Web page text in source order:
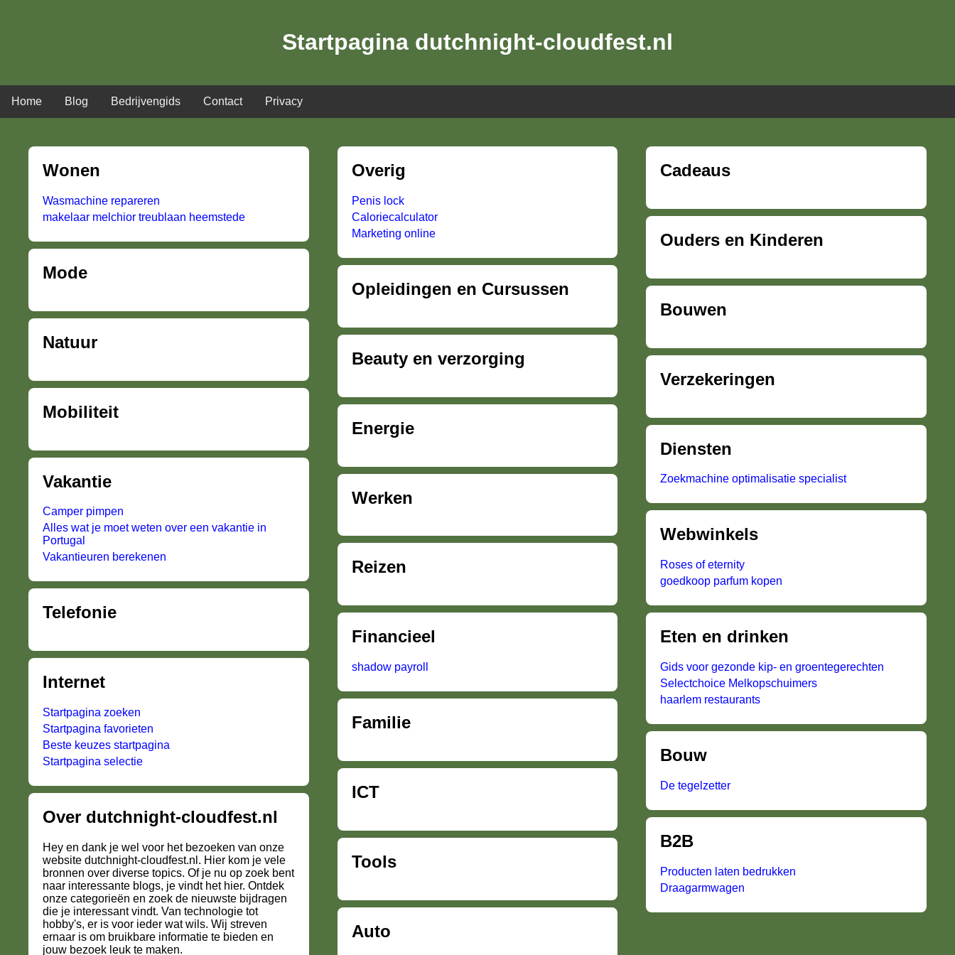
Startpagina dutchnight-cloudfest.nl
Home Blog Bedrijvengids Contact Privacy
Wonen
Wasmachine repareren
makelaar melchior treublaan heemstede
Mode
Natuur
Mobiliteit
Vakantie
Camper pimpen
Alles wat je moet weten over een vakantie in
Portugal
Vakantieuren berekenen
Telefonie
Internet
Startpagina zoeken
Startpagina favorieten
Beste keuzes startpagina
Startpagina selectie
Over dutchnight-cloudfest.nl
Hey en dank je wel voor het bezoeken van onze
website dutchnight-cloudfest.nl. Hier kom je vele
bronnen over diverse topics. Of je nu op zoek bent
naar interessante blogs, je vindt het hier. Ontdek
onze categorieën en zoek de nieuwste bijdragen
die je interessant vindt. Van technologie tot
hobby's, er is voor ieder wat wils. Wij streven
ernaar is om bruikbare informatie te bieden en
jouw bezoek leuk te maken.
Overig
Penis lock
Caloriecalculator
Marketing online
Opleidingen en Cursussen
Beauty en verzorging
Energie
Werken
Reizen
Financieel
shadow payroll
Familie
ICT
Tools
Auto
Cadeaus
Ouders en Kinderen
Bouwen
Verzekeringen
Diensten
Zoekmachine optimalisatie specialist
Webwinkels
Roses of eternity
goedkoop parfum kopen
Eten en drinken
Gids voor gezonde kip- en groentegerechten
Selectchoice Melkopschuimers
haarlem restaurants
Bouw
De tegelzetter
B2B
Producten laten bedrukken
Draagarmwagen